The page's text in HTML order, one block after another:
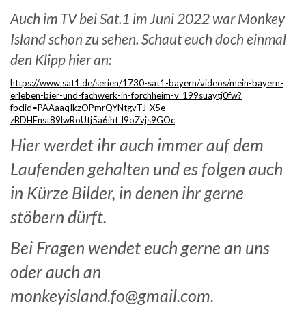
Auch im TV bei Sat.1 im Juni 2022 war Monkey
Island schon zu sehen. Schaut euch doch einmal
den Klipp hier an:
https://www.sat1.de/serien/1730-sat1-bayern/videos/mein-bayern-
erleben-bier-und-fachwerk-in-forchheim-v_199suaytj0fw?
fbclid=PAAaaqIkzOPmrQYNtgvTJ-X5e-
zBDHEnst89lwRoUtj5a6iht_l9oZvjs9GOc
Hier werdet ihr auch immer auf dem
Laufenden gehalten und es folgen auch
in Kürze Bilder, in denen ihr gerne
stöbern dürft.
Bei Fragen wendet euch gerne an uns
oder auch an
monkeyisland.fo@gmail.com.